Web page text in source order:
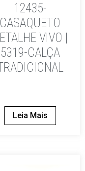
12435-
CASAQUETO
VIVO |
5319-CALÇA
Leia Mais